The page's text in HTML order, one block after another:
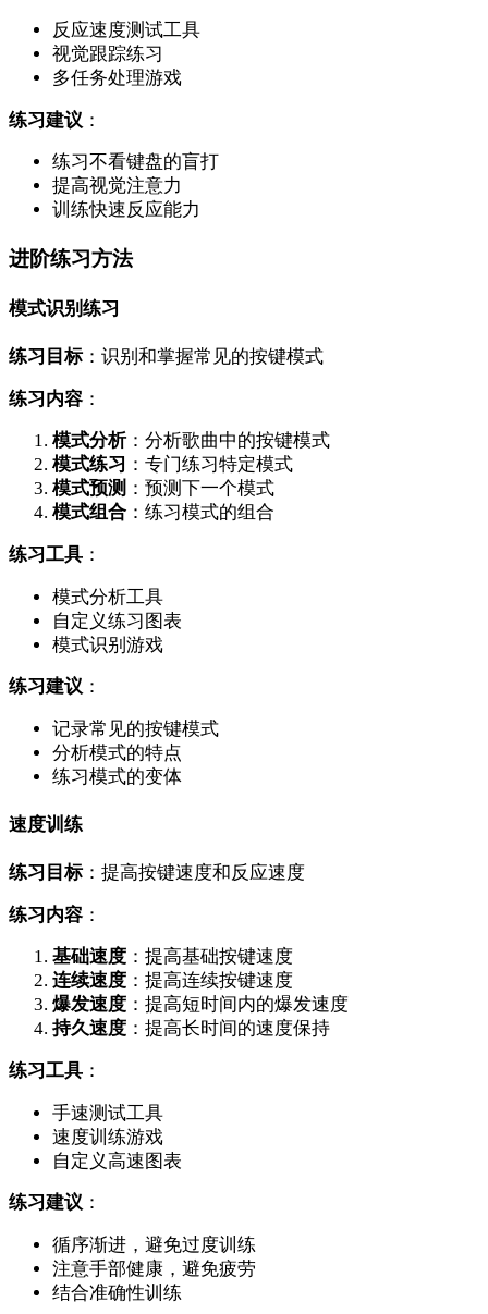
反应速度测试工具
视觉跟踪练习
多任务处理游戏
练习建议 ：
练习不看键盘的盲打
提高视觉注意力
训练快速反应能力
进阶练习方法
模式识别练习
练习目标：识别和掌握常见的按键模式
练习内容 ：
模式分析：分析歌曲中的按键模式
模式练习 ：专门练习特定模式
模式预测 ：预测下一个模式
模式组合 ：练习模式的组合
练习工具 ：
模式分析工具
自定义练习图表
模式识别游戏
练习建议 ：
记录常见的按键模式
分析模式的特点
练习模式的变体
速度训练
练习目标：提高按键速度和反应速度
练习内容 ：
基础速度 ：提高基础按键速度
连续速度 ：提高连续按键速度
爆发速度 ：提高短时间内的爆发速度
持久速度 ：提高长时间的速度保持
练习工具 ：
手速测试工具
速度训练游戏
自定义高速图表
练习建议 ：
循序渐进，避免过度训练
注意手部健康，避免疲劳
结合准确性训练